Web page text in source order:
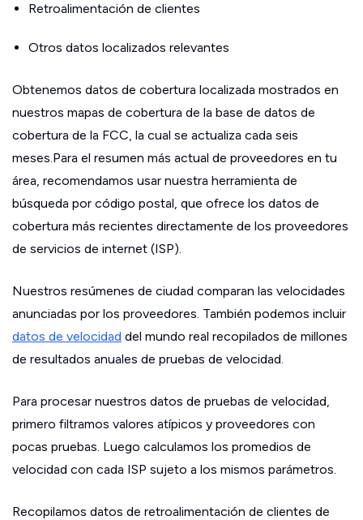
Retroalimentación de clientes
Otros datos localizados relevantes
Obtenemos datos de cobertura localizada mostrados en
nuestros mapas de cobertura de la base de datos de
cobertura de la FCC, la cual se actualiza cada seis
meses.Para el resumen más actual de proveedores en tu
área, recomendamos usar nuestra herramienta de
búsqueda por código postal, que ofrece los datos de
cobertura más recientes directamente de los proveedores
de servicios de internet (ISP).
Nuestros resúmenes de ciudad comparan las velocidades
anunciadas por los proveedores. También podemos incluir
datos de velocidad del mundo real recopilados de millones
de resultados anuales de pruebas de velocidad.
Para procesar nuestros datos de pruebas de velocidad,
primero filtramos valores atípicos y proveedores con
pocas pruebas. Luego calculamos los promedios de
velocidad con cada ISP sujeto a los mismos parámetros.
Recopilamos datos de retroalimentación de clientes de